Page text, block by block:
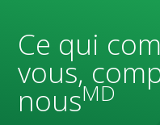
Ce qui
vous,
nousMD